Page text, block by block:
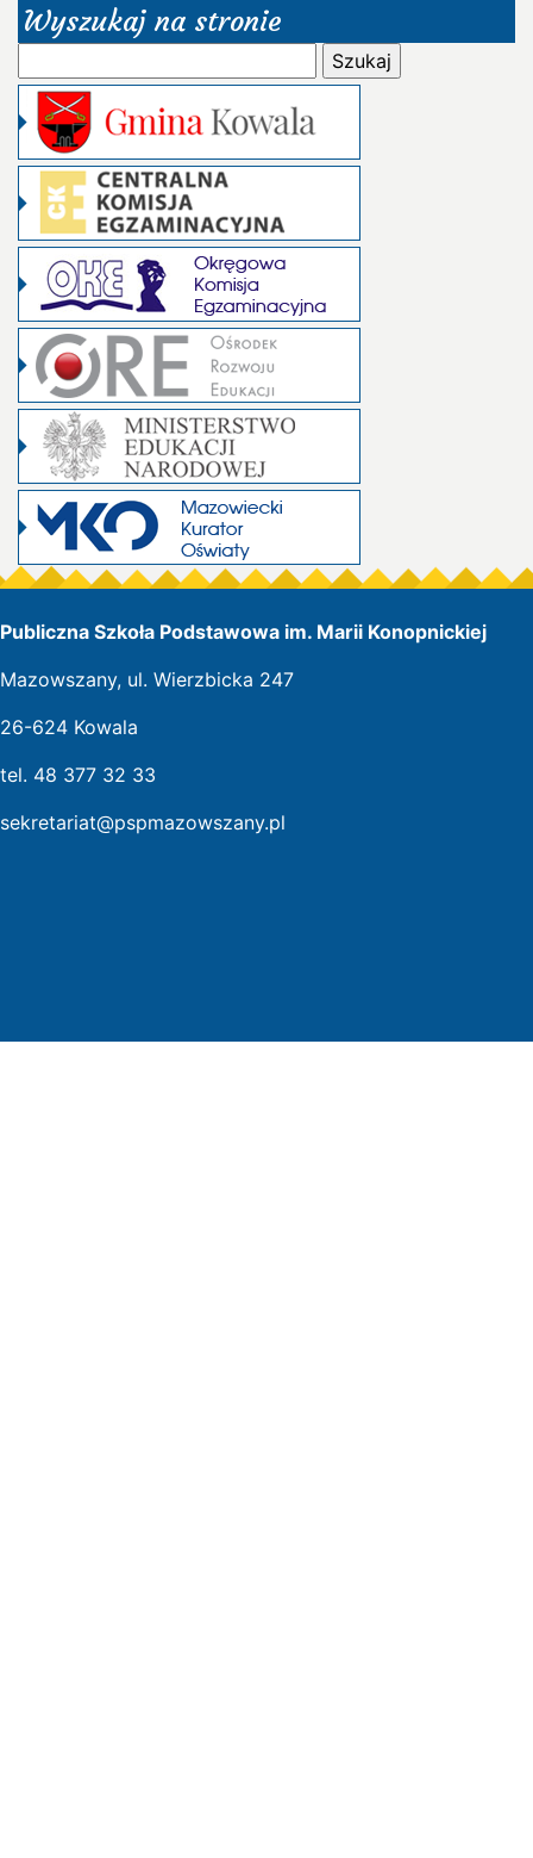
Wyszukaj na stronie
Publiczna Szkoła Podstawowa im. Marii Konopnickiej
Mazowszany, ul. Wierzbicka 247
26-624 Kowala
tel. 48 377 32 33
sekretariat@pspmazowszany.pl